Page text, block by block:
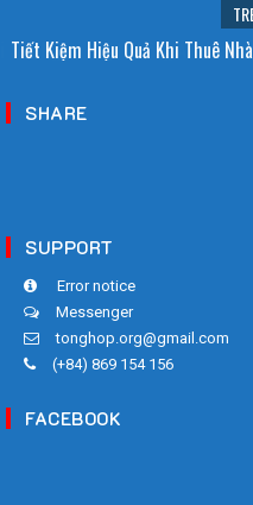
Sao Người Nhật Không Ăn Hoa
Tiết Kiệm Hiệu Quả Khi Thuê
SHARE
SUPPORT
Error notice
Messenger
tonghop.org@gmail.com
(+84) 869 154 156
FACEBOOK